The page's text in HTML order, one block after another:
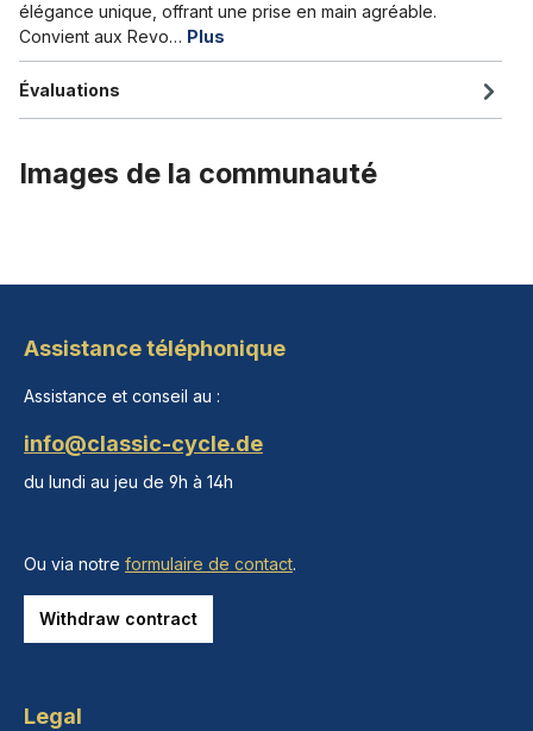
élégance unique, offrant une prise en main agréable.
Convient aux Revo… Plus
Évaluations
Images de la communauté
Assistance téléphonique
Assistance et conseil au :
info@classic-cycle.de
du lundi au jeu de 9h à 14h
Ou via notre formulaire de contact.
Withdraw contract
Legal